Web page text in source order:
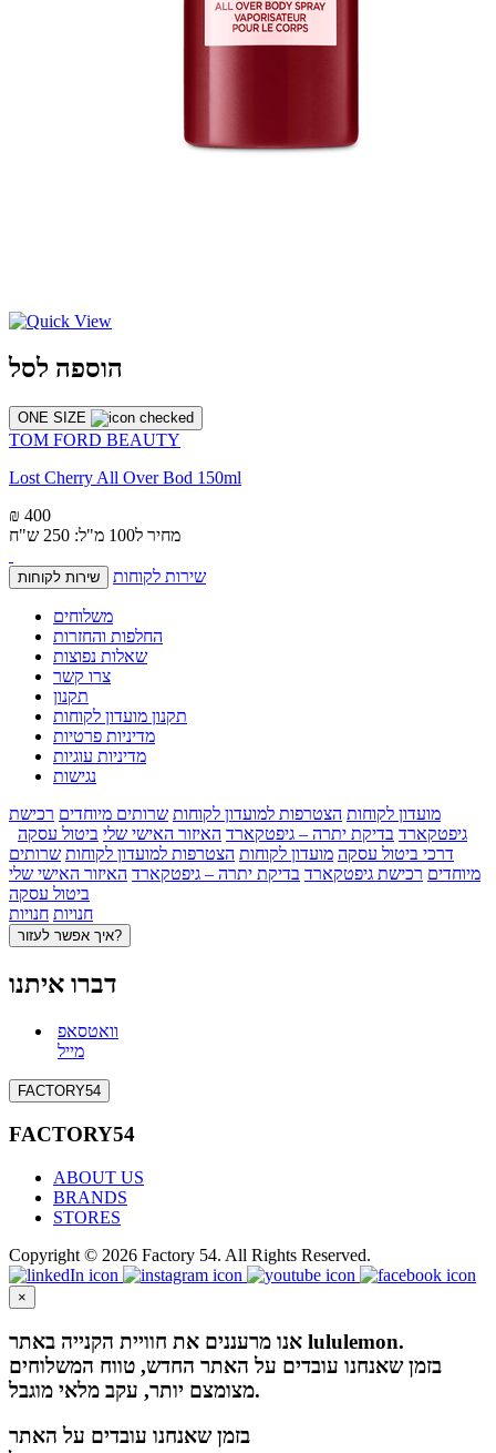
הוספה לסל
ONE SIZE
TOM FORD BEAUTY
Lost Cherry All Over Bod 150ml
₪ 400
מחיר ל100 מ"ל: 250 ש"ח
שירות לקוחות שירות לקוחות
משלוחים
החלפות והחזרות
שאלות נפוצות
צרו קשר
תקנון
תקנון מועדון לקוחות
מדיניות פרטיות
מדיניות עוגיות
נגישות
מועדון לקוחות הצטרפות למועדון לקוחות שרותים מיוחדים רכישת
גיפטקארד בדיקת יתרה – גיפטקארד האיזור האישי שלי ביטול עסקה
דרכי ביטול עסקה מועדון לקוחות הצטרפות למועדון לקוחות שרותים
מיוחדים רכישת גיפטקארד בדיקת יתרה – גיפטקארד האיזור האישי שלי
ביטול עסקה
חנויות חנויות
איך אפשר לעזור?
דברו איתנו
וואטסאפ
מייל
FACTORY54
FACTORY54
ABOUT US
BRANDS
STORES
Copyright © 2026 Factory 54. All Rights Reserved.
×
אנו מרעננים את חוויית הקנייה באתר lululemon.
בזמן שאנחנו עובדים על האתר החדש, טווח המשלוחים
מצומצם יותר, עקב מלאי מוגבל.
בזמן שאנחנו עובדים על האתר